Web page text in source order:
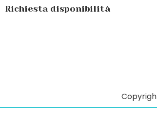
Richiesta disponibilità